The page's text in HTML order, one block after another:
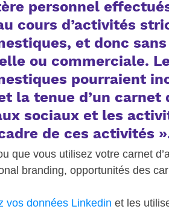
personnel
cours d’activités
et donc
ou commerciale.
pourraient
la tenue d’un carnet
sociaux et les
de ces activités
que vous utilisez votre carnet
branding, opportunités des
vos données Linkedin et les